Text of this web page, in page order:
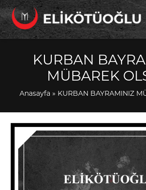
KURBAN
MÜBAREK
Anasayfa » KURBAN BAYRAMINIZ